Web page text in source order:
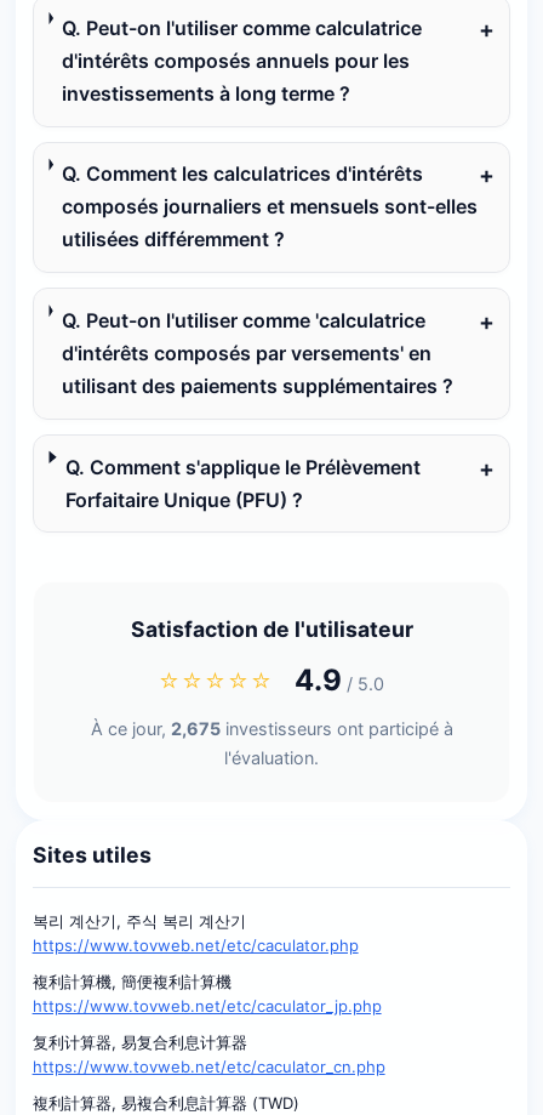
Q. Peut-on l'utiliser comme calculatrice
d'intérêts composés annuels pour les
investissements à long terme ?
Q. Comment les calculatrices d'intérêts
composés journaliers et mensuels sont-elles
utilisées différemment ?
Q. Peut-on l'utiliser comme 'calculatrice
d'intérêts composés par versements' en
utilisant des paiements supplémentaires ?
Q. Comment s'applique le Prélèvement
Forfaitaire Unique (PFU) ?
Satisfaction de l'utilisateur
⭐⭐⭐⭐⭐ 4.9 / 5.0
À ce jour, 2,675investisseurs ont participé à
l'évaluation.
Sites utiles
복리 계산기, 주식 복리 계산기
https://www.tovweb.net/etc/caculator.php
複利計算機, 簡便複利計算機
https://www.tovweb.net/etc/caculator_jp.php
复利计算器, 易复合利息计算器
https://www.tovweb.net/etc/caculator_cn.php
複利計算器, 易複合利息計算器 (TWD)